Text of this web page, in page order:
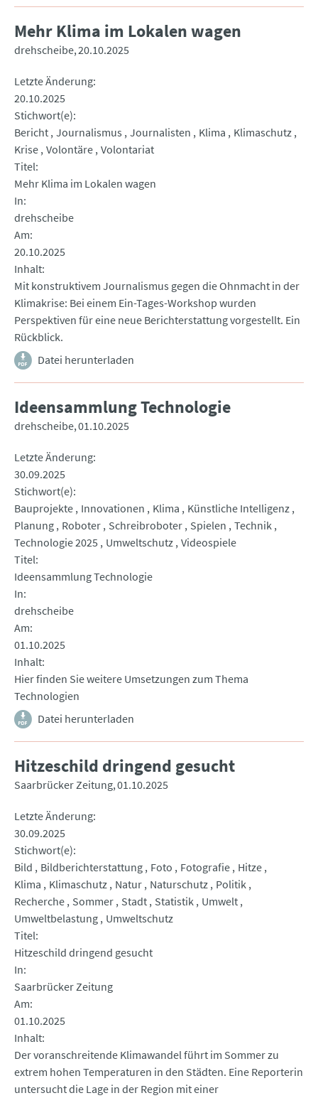
Mehr Klima im Lokalen wagen
drehscheibe 20.10.2025
Letzte Änderung
20.10.2025
Stichwort(e)
Bericht Journalismus Journalisten Klima
Klimaschutz
Krise Volontäre Volontariat
Titel
Mehr Klima im Lokalen wagen
In
drehscheibe
Am
20.10.2025
Inhalt
Mit konstruktivem Journalismus gegen die Ohnmacht in der
Klimakrise: Bei einem Ein-Tages-Workshop wurden
Perspektiven für eine neue Berichterstattung vorgestellt. Ein
Rückblick.
Datei herunterladen
Ideensammlung Technologie
drehscheibe 01.10.2025
Letzte Änderung
30.09.2025
Stichwort(e)
Bauprojekte Innovationen Klima
Künstliche Intelligenz
Planung Roboter Schreibroboter Spielen Technik
Technologie 2025
Umweltschutz Videospiele
Titel
Ideensammlung Technologie
In
drehscheibe
Am
01.10.2025
Inhalt
Hier finden Sie weitere Umsetzungen zum Thema
Technologien
Datei herunterladen
Hitzeschild dringend gesucht
Saarbrücker Zeitung 01.10.2025
Letzte Änderung
30.09.2025
Stichwort(e)
Bild
Bildberichterstattung Foto Fotografie Hitze
Klima
Klimaschutz Natur Naturschutz Politik
Recherche Sommer Stadt Statistik Umwelt
Umweltbelastung Umweltschutz
Titel
Hitzeschild dringend gesucht
In
Saarbrücker Zeitung
Am
01.10.2025
Inhalt
Der voranschreitende Klimawandel führt im Sommer zu
extrem hohen Temperaturen in den Städten. Eine Reporterin
untersucht die Lage in der Region mit einer